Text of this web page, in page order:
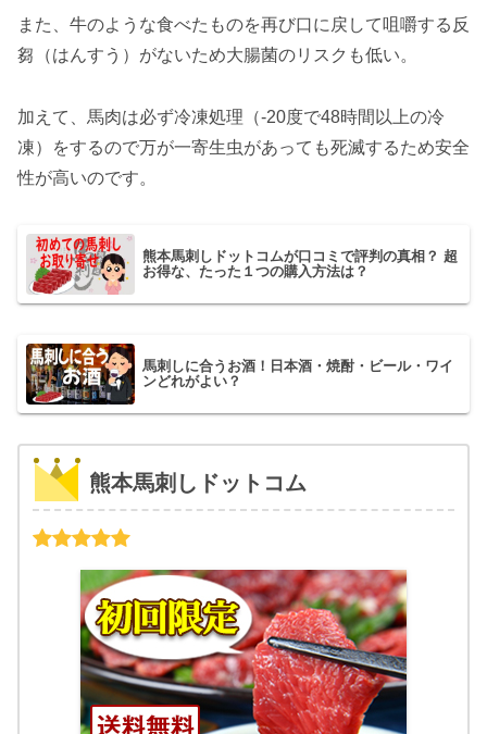
また、牛のような食べたものを再び口に戻して咀嚼する反
芻（はんすう）がないため大腸菌のリスクも低い。
加えて、馬肉は必ず冷凍処理（-20度で48時間以上の冷
凍）をするので万が一寄生虫があっても死滅するため安全
性が高いのです。
熊本馬刺しドットコムが口コミで評判の真相？ 超
お得な、たった１つの購入方法は？
馬刺しに合うお酒！日本酒・焼酎・ビール・ワイ
ンどれがよい？
熊本馬刺しドットコム